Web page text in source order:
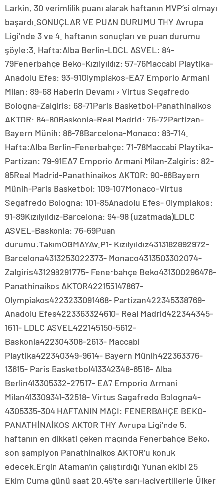
Larkin, 30 verimlilik puanı alarak haftanın MVP’si olmayı
başardı.SONUÇLAR VE PUAN DURUMU THY Avrupa
Ligi’nde 3 ve 4. haftanın sonuçları ve puan durumu
şöyle:3. Hafta:Alba Berlin-LDCL ASVEL: 84-
79Fenerbahçe Beko-Kızılyıldız: 57-76Maccabi Playtika-
Anadolu Efes: 93-91Olympiakos-EA7 Emporio Armani
Milan: 89-68 Haberin Devamı › Virtus Segafredo
Bologna-Zalgiris: 68-71Paris Basketbol-Panathinaikos
AKTOR: 84-80Baskonia-Real Madrid: 76-72Partizan-
Bayern Münih: 86-78Barcelona-Monaco: 86-714.
Hafta:Alba Berlin-Fenerbahçe: 71-78Maccabi Playtika-
Partizan: 79-91EA7 Emporio Armani Milan-Zalgiris: 82-
85Real Madrid-Panathinaikos AKTOR: 90-86Bayern
Münih-Paris Basketbol: 109-107Monaco-Virtus
Segafredo Bologna: 101-85Anadolu Efes- Olympiakos:
91-89Kızılyıldız-Barcelona: 94-98 (uzatmada)LDLC
ASVEL-Baskonia: 76-69Puan
durumu:TakımOGMAYAv.P1- Kızılyıldız4313182892972-
Barcelona4313253022373- Monaco4313503302074-
Zalgiris431298291775- Fenerbahçe Beko431300296476-
Panathinaikos AKTOR422155147867-
Olympiakos4223233091468- Partizan422345338769-
Anadolu Efes4223363324610- Real Madrid422344345-
1611- LDLC ASVEL422145150-5612-
Baskonia422304308-2613- Maccabi
Playtika422340349-9614- Bayern Münih422363376-
13615- Paris Basketbol413342348-6516- Alba
Berlin413305332-27517- EA7 Emporio Armani
Milan413309341-32518- Virtus Sagafredo Bologna4-
4305335-304 HAFTANIN MAÇI: FENERBAHÇE BEKO-
PANATHİNAİKOS AKTOR THY Avrupa Ligi’nde 5.
haftanın en dikkati çeken maçında Fenerbahçe Beko,
son şampiyon Panathinaikos AKTOR’u konuk
edecek.Ergin Ataman’ın çalıştırdığı Yunan ekibi 25
Ekim Cuma günü saat 20.45’te sarı-lacivertlilerle Ülker